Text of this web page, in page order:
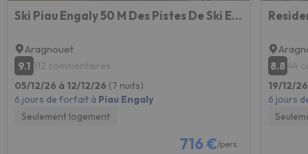
Ski Piau Engaly 50 M Des Pistes De Ski Et Du Cœur De Station
Aragnouet
9.1 112 commentaires
05/12/26 à 12/12/26 (7 nuits)
6 jours de forfait à Piau Engaly
Seulement logement
716 €/pers.
8.8 44
19/12/
6 jours